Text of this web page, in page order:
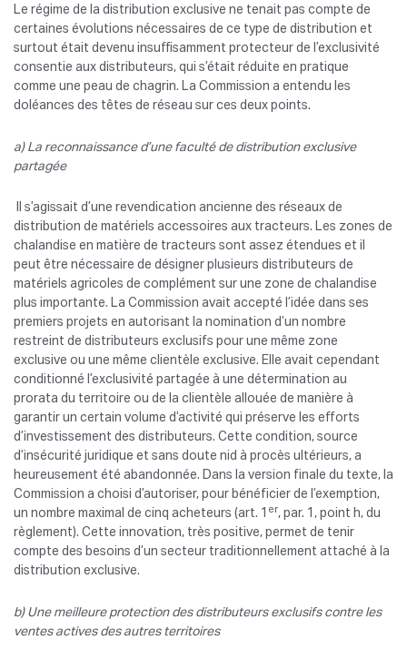
Le régime de la distribution exclusive ne tenait pas compte de
certaines évolutions nécessaires de ce type de distribution et
surtout était devenu insuffisamment protecteur de l’exclusivité
consentie aux distributeurs, qui s’était réduite en pratique
comme une peau de chagrin. La Commission a entendu les
doléances des têtes de réseau sur ces deux points.
a) La reconnaissance d’une faculté de distribution exclusive
partagée
Il s’agissait d’une revendication ancienne des réseaux de
distribution de matériels accessoires aux tracteurs. Les zones de
chalandise en matière de tracteurs sont assez étendues et il
peut être nécessaire de désigner plusieurs distributeurs de
matériels agricoles de complément sur une zone de chalandise
plus importante. La Commission avait accepté l’idée dans ses
premiers projets en autorisant la nomination d’un nombre
restreint de distributeurs exclusifs pour une même zone
exclusive ou une même clientèle exclusive. Elle avait cependant
conditionné l’exclusivité partagée à une détermination au
prorata du territoire ou de la clientèle allouée de manière à
garantir un certain volume d’activité qui préserve les efforts
d’investissement des distributeurs. Cette condition, source
d’insécurité juridique et sans doute nid à procès ultérieurs, a
heureusement été abandonnée. Dans la version finale du texte, la
Commission a choisi d’autoriser, pour bénéficier de l’exemption,
un nombre maximal de cinq acheteurs (art. 1 er, par. 1, point h, du
règlement). Cette innovation, très positive, permet de tenir
compte des besoins d’un secteur traditionnellement attaché à la
distribution exclusive.
b) Une meilleure protection des distributeurs exclusifs contre les
ventes actives des autres territoires